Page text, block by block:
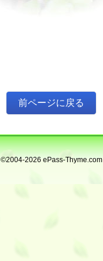
©2004-2026 ePass-Thyme.com